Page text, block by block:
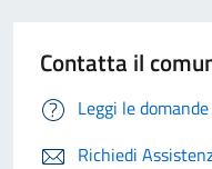
Contatta il
Leggi le
Richiedi